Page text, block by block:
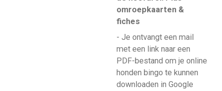
omroepkaarten &
fiches
- Je ontvangt een mail
met een link naar een
PDF-bestand om je online
honden bingo te kunnen
downloaden in Google